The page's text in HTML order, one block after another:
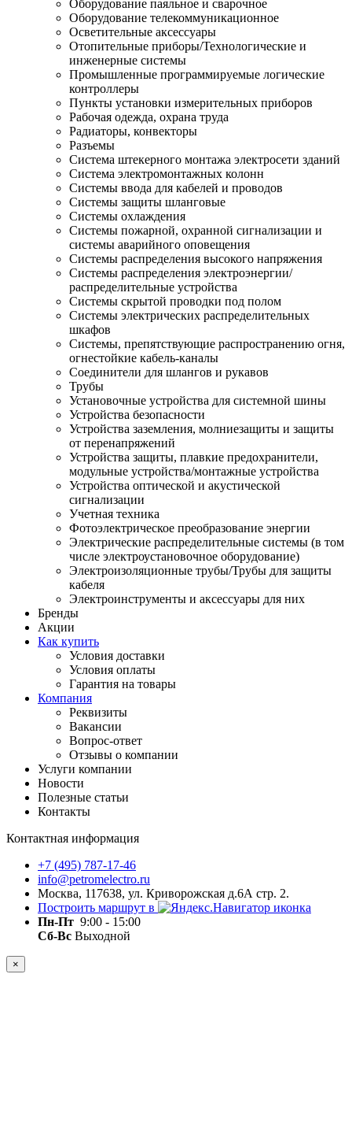
Оборудование паяльное и сварочное
Оборудование телекоммуникационное
Осветительные аксессуары
Отопительные приборы/Технологические и
инженерные системы
Промышленные программируемые логические
контроллеры
Пункты установки измерительных приборов
Рабочая одежда, охрана труда
Радиаторы, конвекторы
Разъемы
Система штекерного монтажа электросети зданий
Система электромонтажных колонн
Системы ввода для кабелей и проводов
Системы защиты шланговые
Системы охлаждения
Системы пожарной, охранной сигнализации и
системы аварийного оповещения
Системы распределения высокого напряжения
Системы распределения электроэнергии/
распределительные устройства
Системы скрытой проводки под полом
Системы электрических распределительных
шкафов
Системы, препятствующие распространению огня,
огнестойкие кабель-каналы
Соединители для шлангов и рукавов
Трубы
Установочные устройства для системной шины
Устройства безопасности
Устройства заземления, молниезащиты и защиты
от перенапряжений
Устройства защиты, плавкие предохранители,
модульные устройства/монтажные устройства
Устройства оптической и акустической
сигнализации
Учетная техника
Фотоэлектрическое преобразование энергии
Электрические распределительные системы (в том
числе электроустановочное оборудование)
Электроизоляционные трубы/Трубы для защиты
кабеля
Электроинструменты и аксессуары для них
Бренды
Акции
Как купить
Условия доставки
Условия оплаты
Гарантия на товары
Компания
Реквизиты
Вакансии
Вопрос-ответ
Отзывы о компании
Услуги компании
Новости
Полезные статьи
Контакты
Контактная информация
+7 (495) 787-17-46
info@petromelectro.ru
Москва, 117638, ул. Криворожская д.6А стр. 2.
Построить маршрут в
Пн-Пт 9:00 - 15:00
Сб-Вс Выходной
×